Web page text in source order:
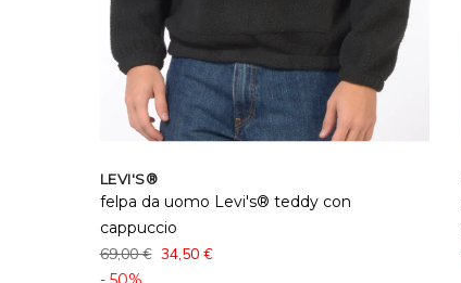
LEVI'S®
felpa da uomo Levi's® teddy con
cappuccio
69,00 € 34,50 €